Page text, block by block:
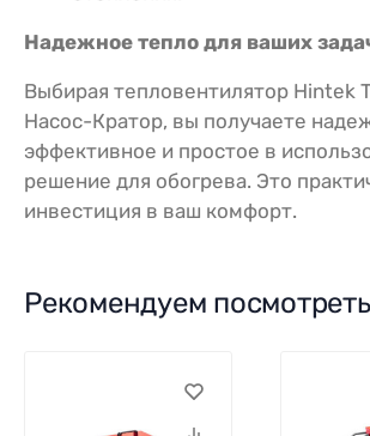
Надежное тепло для ваших
Выбирая тепловентилятор Hintek
Насос-Кратор, вы получаете
эффективное и простое в
решение для обогрева. Это
инвестиция в ваш комфорт.
Рекомендуем посмотреть